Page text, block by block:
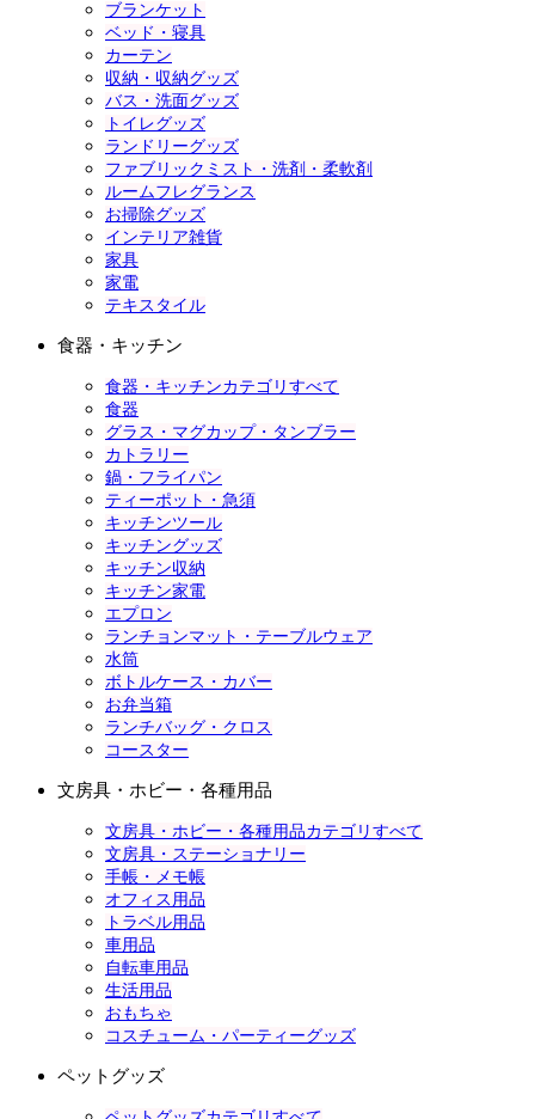
ブランケット
ベッド・寝具
カーテン
収納・収納グッズ
バス・洗面グッズ
トイレグッズ
ランドリーグッズ
ファブリックミスト・洗剤・柔軟剤
ルームフレグランス
お掃除グッズ
インテリア雑貨
家具
家電
テキスタイル
食器・キッチン
食器・キッチンカテゴリすべて
食器
グラス・マグカップ・タンブラー
カトラリー
鍋・フライパン
ティーポット・急須
キッチンツール
キッチングッズ
キッチン収納
キッチン家電
エプロン
ランチョンマット・テーブルウェア
水筒
ボトルケース・カバー
お弁当箱
ランチバッグ・クロス
コースター
文房具・ホビー・各種用品
文房具・ホビー・各種用品カテゴリすべて
文房具・ステーショナリー
手帳・メモ帳
オフィス用品
トラベル用品
車用品
自転車用品
生活用品
おもちゃ
コスチューム・パーティーグッズ
ペットグッズ